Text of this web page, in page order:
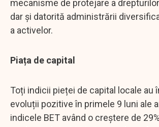
mecanisme de protejare a
dar și datorită administrării
a activelor.
Piața de capital
Toți indicii pieței de capital locale au
evoluții pozitive în primele 9 luni ale
indicele BET având o creștere de